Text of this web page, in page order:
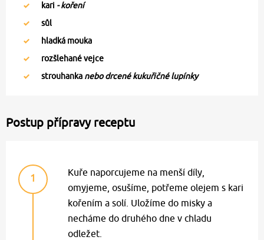
kari - koření
sůl
hladká mouka
rozšlehané vejce
strouhanka nebo drcené kukuřičné lupínky
Postup přípravy receptu
1
Kuře naporcujeme na menší díly,
omyjeme, osušíme, potřeme olejem s kari
kořením a solí. Uložíme do misky a
necháme do druhého dne v chladu
odležet.